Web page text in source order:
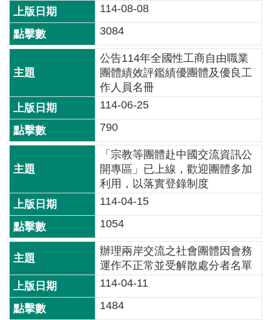
信
箱
雙
詞
常
見
答
電
子
報
RSS
English
網
114-08-08
3084
公告114年全國性工商自由職業
團體績效評鑑績優團體及優良工
作人員名冊
114-06-25
790
「宗教等團體赴中國交流資訊公
開專區」已上線，歡迎團體多加
利用，以落實登錄制度
114-04-15
1054
辦理兩岸交流之社會團體因會務
運作不正常並受解散處分者名單
114-04-11
1484